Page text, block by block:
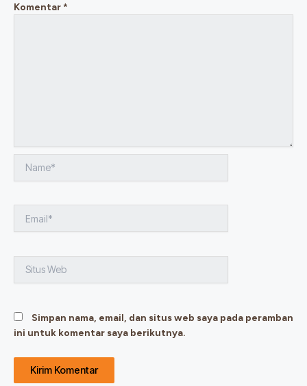
Komentar*
Web
Simpan nama, email, dan situs web saya pada peramban
ini untuk komentar saya berikutnya.